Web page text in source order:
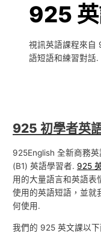
925
視訊英語課程來自
語短語和練習對話
925 初學者英
925English 全新商務
(B1) 英語學習者. 925
用的大量語言和英語表
使用的英語短語，並就
何使用.
我們的 925 英文課以